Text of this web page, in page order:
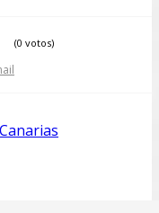
(0 votos)